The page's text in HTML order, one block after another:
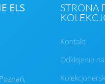
ELS
STRONA
Kontakt
Odklejenie